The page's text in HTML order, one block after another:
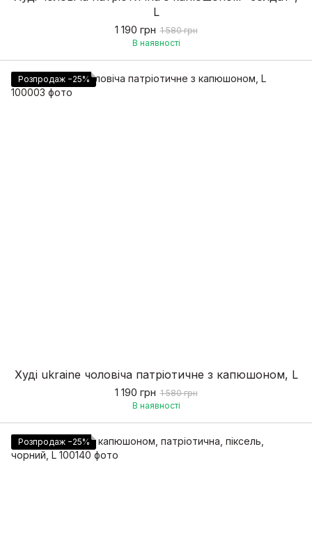
L
1 190 грн 1 580 грн
В наявності
Розпродаж −25%
Худі ukraine чоловіча патріотичне з капюшоном, L
1 190 грн 1 580 грн
В наявності
Розпродаж −25%